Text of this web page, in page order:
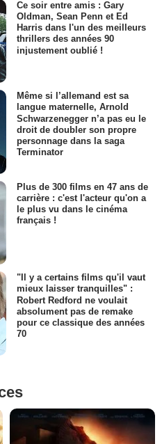
Ce soir entre amis : Gary
Oldman, Sean Penn et Ed
Harris dans l'un des meilleurs
thrillers des années 90
injustement oublié !
Même si l’allemand est sa
langue maternelle, Arnold
Schwarzenegger n’a pas eu le
droit de doubler son propre
personnage dans la saga
Terminator
Plus de 300 films en 47 ans de
carrière : c'est l'acteur qu'on a
le plus vu dans le cinéma
français !
"Il y a certains films qu'il vaut
mieux laisser tranquilles" :
Robert Redford ne voulait
absolument pas de remake
pour ce classique des années
70